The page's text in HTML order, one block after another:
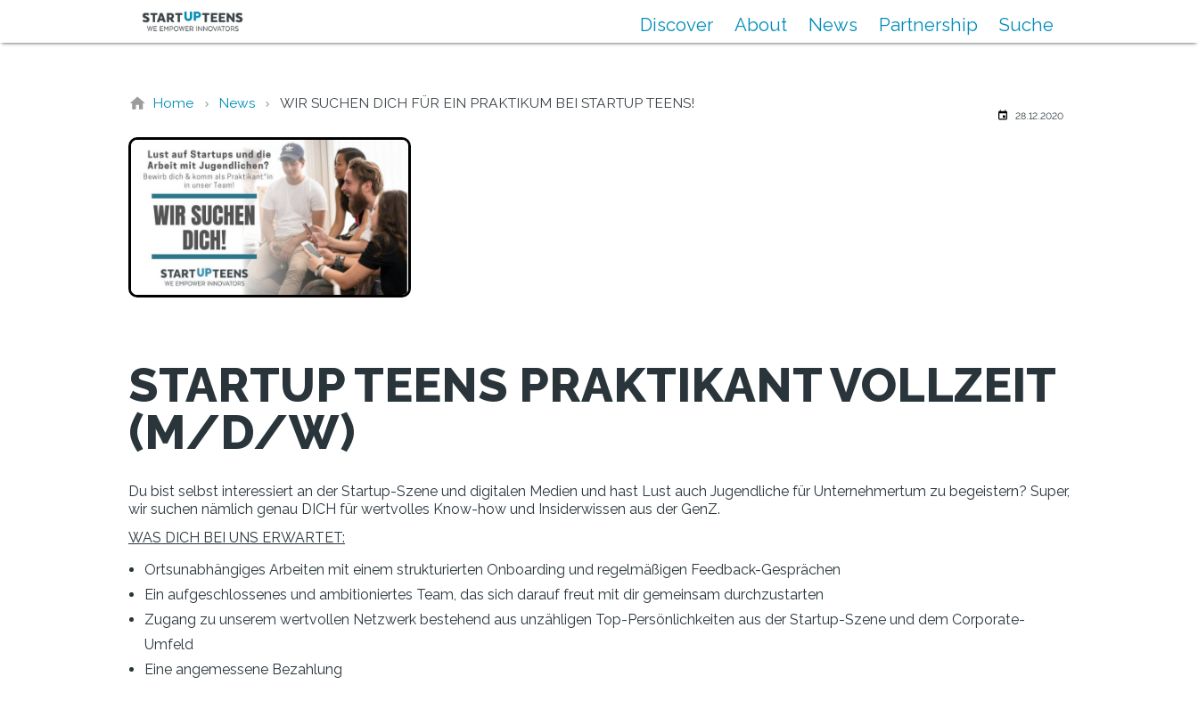
Discover About News Partnership Suche
Home News WIR SUCHEN DICH FÜR EIN PRAKTIKUM BEI STARTUP TEENS!
28.12.2020
STARTUP TEENS PRAKTIKANT VOLLZEIT
(M/D/W)
Du bist selbst interessiert an der Startup-Szene und digitalen Medien und hast Lust auch Jugendliche für Unternehmertum zu begeistern? Super,
wir suchen nämlich genau DICH für wertvolles Know-how und Insiderwissen aus der GenZ.
WAS DICH BEI UNS ERWARTET:
Ortsunabhängiges Arbeiten mit einem strukturierten Onboarding und regelmäßigen Feedback-Gesprächen
Ein aufgeschlossenes und ambitioniertes Team, das sich darauf freut mit dir gemeinsam durchzustarten
Zugang zu unserem wertvollen Netzwerk bestehend aus unzähligen Top-Persönlichkeiten aus der Startup-Szene und dem Corporate-
Umfeld
Eine angemessene Bezahlung